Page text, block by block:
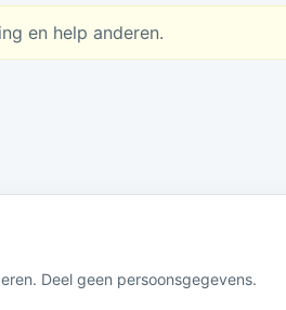
en help anderen.
Deel geen persoonsgegevens.